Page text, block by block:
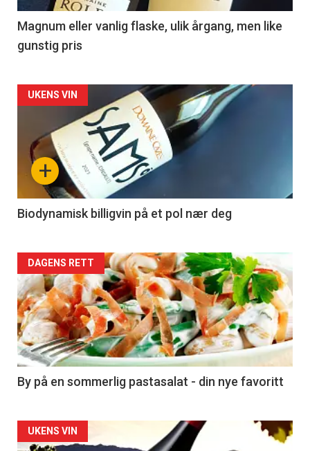
3
Magnum eller vanlig flaske, ulik årgang, men like
gunstig pris
Forsiden
akkurat
nå
4
+
UKENS VIN
Biodynamisk billigvin på et pol nær deg
Forsiden
akkurat
nå
-
5
DAGENS RETT
By på en sommerlig pastasalat - din nye favoritt
Forsiden
UKENS VIN